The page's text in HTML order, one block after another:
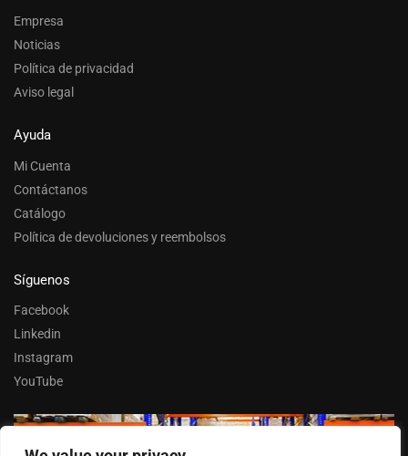
Empresa
Noticias
Política de privacidad
Aviso legal
Ayuda
Mi Cuenta
Contáctanos
Catálogo
Política de devoluciones y reembolsos
Síguenos
Facebook
Linkedin
Instagram
YouTube